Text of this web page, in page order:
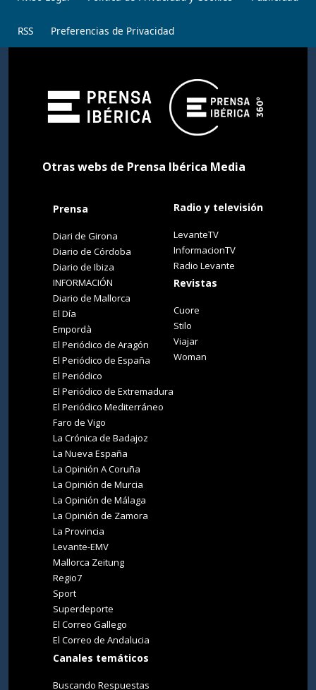
RSS Preferencias de Privacidad
Otras webs de Prensa Ibérica Media
Prensa
Diari de Girona
Diario de Córdoba
Diario de Ibiza
INFORMACIÓN
Diario de Mallorca
El Día
Empordà
El Periódico de Aragón
El Periódico de España
El Periódico
El Periódico de Extremadura
El Periódico Mediterráneo
Faro de Vigo
La Crónica de Badajoz
La Nueva España
La Opinión A Coruña
La Opinión de Murcia
La Opinión de Málaga
La Opinión de Zamora
La Provincia
Levante-EMV
Mallorca Zeitung
Regio7
Sport
Superdeporte
El Correo Gallego
El Correo de Andalucia
Canales temáticos
Buscando Respuestas
Radio y televisión
LevanteTV
InformacionTV
Radio Levante
Revistas
Cuore
Stilo
Viajar
Woman